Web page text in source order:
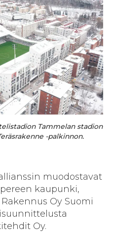
Tammelan stadion
-palkinnon.
muodostavat
kaupunki,
Oy Suomi
Oy.